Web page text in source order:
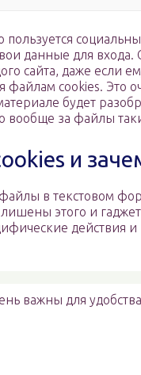
пользуется
данные для входа.
сайта, даже если
файлам cookies. Это
будет
вообще за файлы
и
в текстовом
этого и
действия
важны для